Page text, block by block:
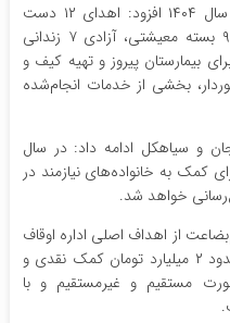
وی با اشاره به اقدامات انجام‌شده در سال ۱۴۰۴ افزود: اهدای ۱۲ دست
جهیزیه به نوعروسان، تهیه و توزیع ۹۰۰ بسته معیشتی، آزادی ۷ زندانی
بیمارستان پیروز و تهیه کیف و
کم‌برخوردار، بخشی از خدمات انجام‌شده
و سیاهکل ادامه داد: در سال
کمک به خانواده‌های نیازمند در
خواهد شد.
از اهداف اصلی اداره اوقاف
است، تصریح کرد: طی سال گذشته حدود ۲ میلیارد تومان کمک نقدی و
مستقیم و غیرمستقیم و با